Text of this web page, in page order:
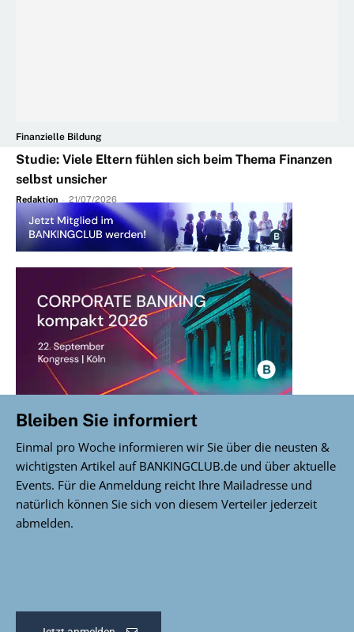
Finanzielle Bildung
Studie: Viele Eltern fühlen sich beim Thema Finanzen
selbst unsicher
Redaktion - 21/07/2026
Bleiben Sie informiert
Einmal pro Woche informieren wir Sie über die neusten &
wichtigsten Artikel auf BANKINGCLUB.de und über aktuelle
Events. Für die Anmeldung reicht Ihre Mailadresse und
natürlich können Sie sich von diesem Verteiler jederzeit
abmelden.